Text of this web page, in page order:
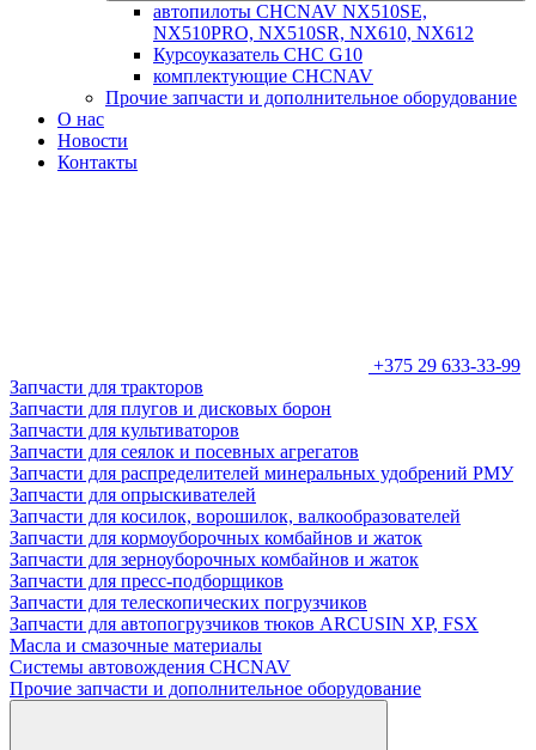
автопилоты CHCNAV NX510SE,
NX510PRO, NX510SR, NX610, NX612
Курсоуказатель CHC G10
комплектующие CHCNAV
Прочие запчасти и дополнительное оборудование
О нас
Новости
Контакты
+375 29 633-33-99
Запчасти для тракторов
Запчасти для плугов и дисковых борон
Запчасти для культиваторов
Запчасти для сеялок и посевных агрегатов
Запчасти для распределителей минеральных удобрений РМУ
Запчасти для опрыскивателей
Запчасти для косилок, ворошилок, валкообразователей
Запчасти для кормоуборочных комбайнов и жаток
Запчасти для зерноуборочных комбайнов и жаток
Запчасти для пресс-подборщиков
Запчасти для телескопических погрузчиков
Запчасти для автопогрузчиков тюков ARCUSIN XP, FSX
Масла и смазочные материалы
Системы автовождения CHCNAV
Прочие запчасти и дополнительное оборудование